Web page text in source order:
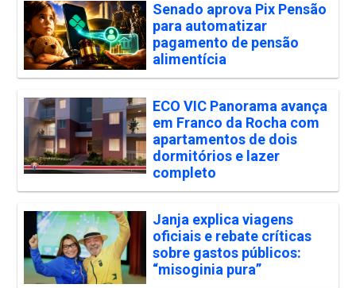
Senado aprova Pix Pensão
para automatizar
pagamento de pensão
alimentícia
ECO VIC Panorama avança
em Franco da Rocha com
apartamentos de dois
dormitórios e lazer
completo
Janja explica viagens
oficiais e rebate críticas
sobre gastos públicos:
“misoginia pura”